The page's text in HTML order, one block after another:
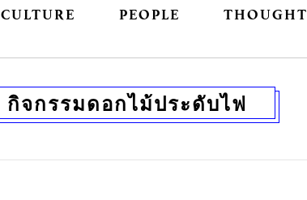
CULTURE PEOPLE THOUGHT
กิจกรรมดอกไม้ประดับไฟ